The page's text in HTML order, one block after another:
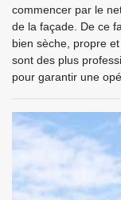
commencer par le
de la façade. De ce
bien sèche, propre
sont des plus
pour garantir une